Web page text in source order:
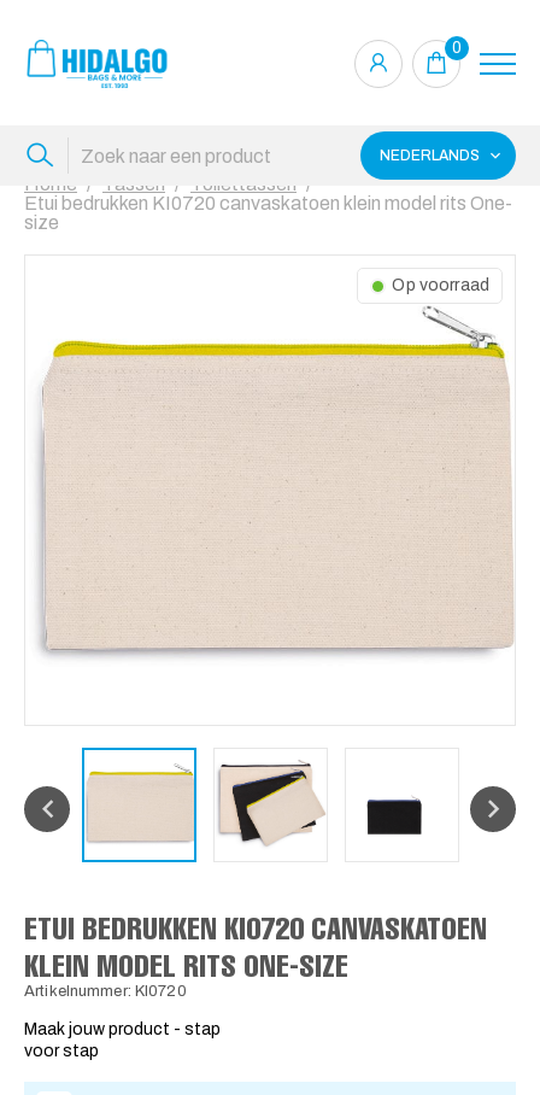
0
NEDERLANDS
Home Tassen
Toilettassen
Etui bedrukken KI0720 canvaskatoen klein model rits One-
size
Op voorraad
ETUI BEDRUKKEN KI0720 CANVASKATOEN
KLEIN MODEL RITS ONE-SIZE
Artikelnummer: KI0720
Maak jouw product - stap
voor stap